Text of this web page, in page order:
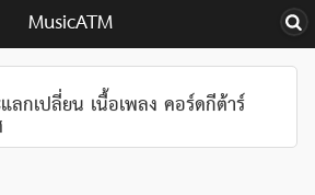
MusicATM
ลกเปลี่ยน เนื้อเพลง คอร์ดกีต้าร์